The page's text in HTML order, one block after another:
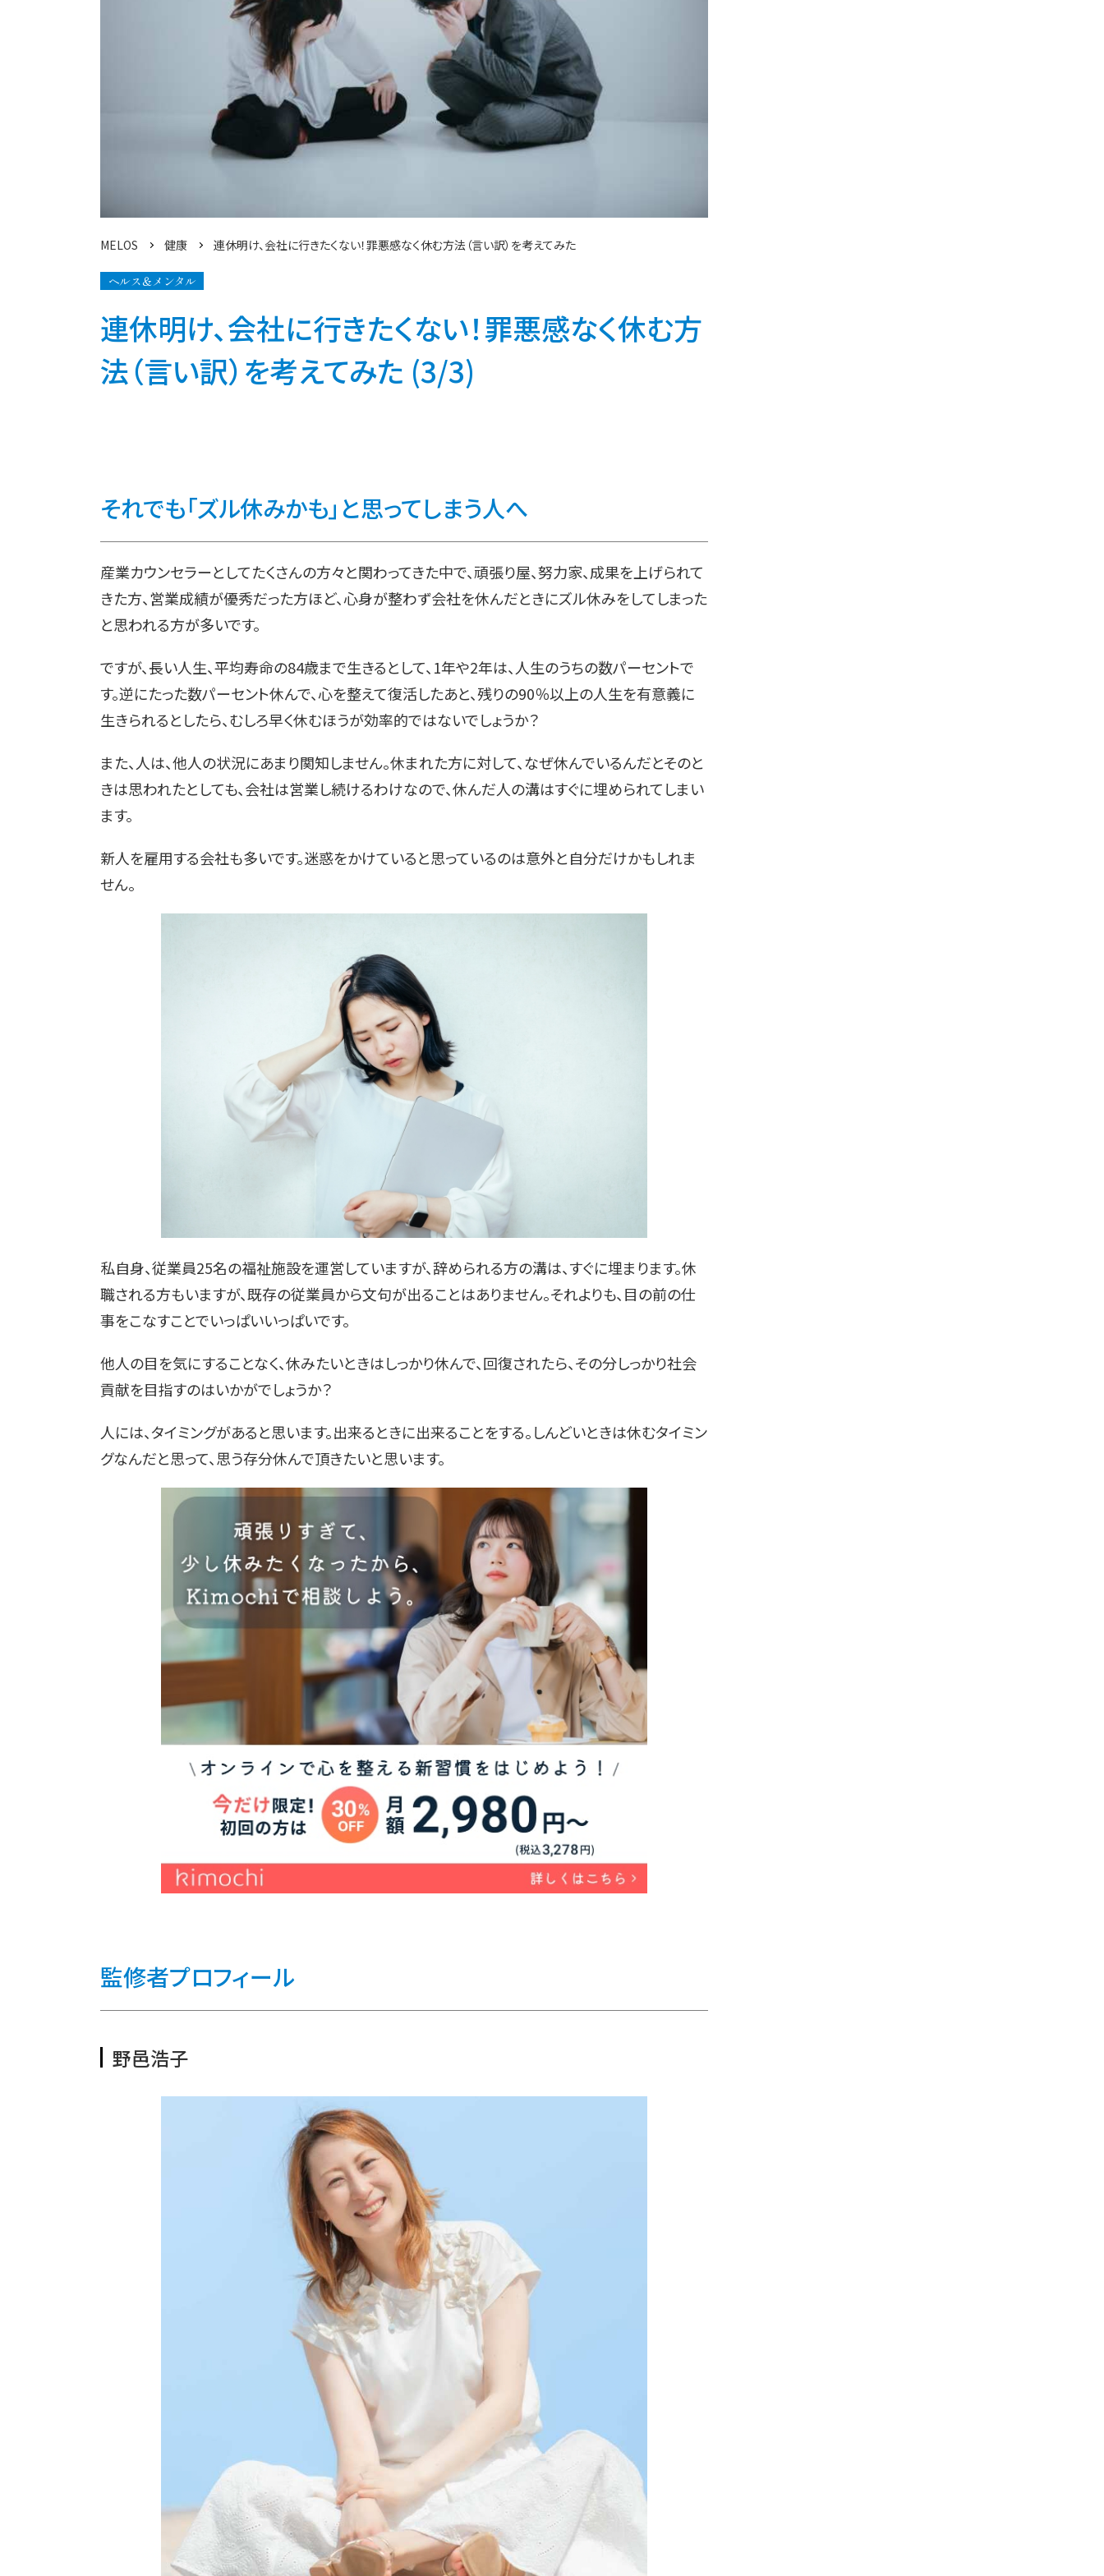
MELOS 健康 連休明け、会社に行きたくない！罪悪感なく休む方法（言い訳）を考えてみた
ヘルス＆メンタル
連休明け、会社に行きたくない！罪悪感なく休む方
法（言い訳）を考えてみた (3/3)
それでも「ズル休みかも」と思ってしまう人へ
産業カウンセラーとしてたくさんの方々と関わってきた中で、頑張り屋、努力家、成果を上げられて
きた方、営業成績が優秀だった方ほど、心身が整わず会社を休んだときにズル休みをしてしまった
と思われる方が多いです。
ですが、長い人生、平均寿命の84歳まで生きるとして、1年や2年は、人生のうちの数パーセントで
す。逆にたった数パーセント休んで、心を整えて復活したあと、残りの90％以上の人生を有意義に
生きられるとしたら、むしろ早く休むほうが効率的ではないでしょうか？
また、人は、他人の状況にあまり関知しません。休まれた方に対して、なぜ休んでいるんだとそのと
きは思われたとしても、会社は営業し続けるわけなので、休んだ人の溝はすぐに埋められてしまい
ます。
新人を雇用する会社も多いです。迷惑をかけていると思っているのは意外と自分だけかもしれま
せん。
私自身、従業員25名の福祉施設を運営していますが、辞められる方の溝は、すぐに埋まります。休
職される方もいますが、既存の従業員から文句が出ることはありません。それよりも、目の前の仕
事をこなすことでいっぱいいっぱいです。
他人の目を気にすることなく、休みたいときはしっかり休んで、回復されたら、その分しっかり社会
貢献を目指すのはいかがでしょうか？
人には、タイミングがあると思います。出来るときに出来ることをする。しんどいときは休むタイミン
グなんだと思って、思う存分休んで頂きたいと思います。
監修者プロフィール
野邑浩子